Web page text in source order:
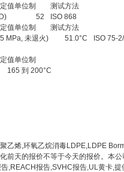
值单位制
测试方法
52
ISO 868
值单位制
测试方法
MPa, 未退火)
51.0°C ISO 75-
值单位制
165 到 200°C
乙烯,环氧乙烷消毒LDPE,LDPE
前天的报价不等于今天的报价。本
,REACH报告,SVHC报告,UL黄卡,